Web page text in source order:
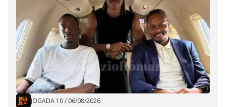
JOGADA 10/ 06/08/2026